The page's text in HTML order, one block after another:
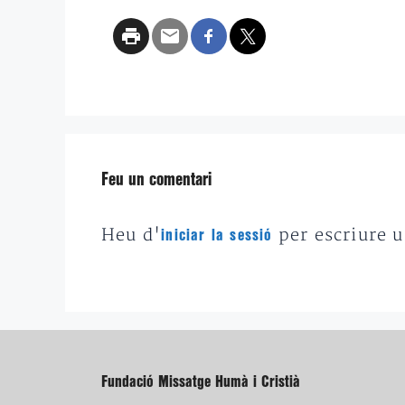
Feu un comentari
Heu d'iniciar la sessió per escriure
Fundació Missatge Humà i Cristià